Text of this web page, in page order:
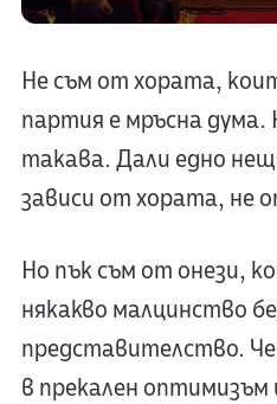
Не съм от хората,
партия е мръсна
такава. Дали едно
зависи от хората, не
Но пък съм от онези,
някакво малцинство
представителство.
в прекален оптимизъм